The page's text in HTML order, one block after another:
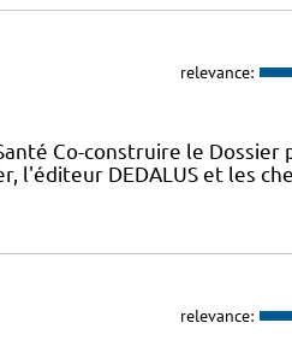
relevance:
Co-construire le Dossier
l'éditeur DEDALUS et les
relevance: